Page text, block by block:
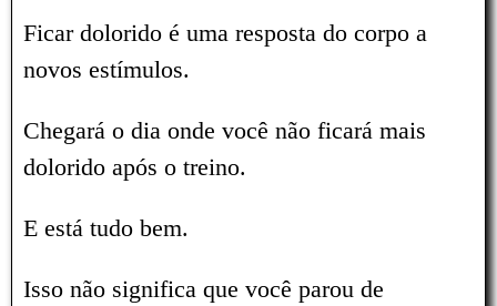
Ficar dolorido é uma resposta do corpo a
novos estímulos.
Chegará o dia onde você não ficará mais
dolorido após o treino.
E está tudo bem.
Isso não significa que você parou de